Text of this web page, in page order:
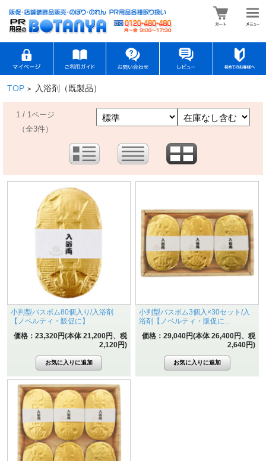
TOP > 入浴剤（既製品）
1 / 1ページ
（全3件）
小判型バスボム80個入り/入浴剤
【ノベルティ・販促に】
価格：23,320円(本体 21,200円、税
2,120円)
小判型バスボム3個入×30セット/入
浴剤【ノベルティ・販促に...
価格：29,040円(本体 26,400円、税
2,640円)